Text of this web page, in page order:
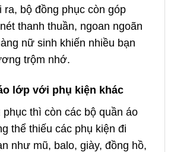
ra, bộ đồng phục còn góp
thanh thuần, ngoan ngoãn
nữ sinh khiến nhiều bạn
trộm nhớ.
lớp với phụ kiện khác
phục thì còn các bộ quần áo
thể thiếu các phụ kiện đi
như mũ, balo, giày, đồng hồ,